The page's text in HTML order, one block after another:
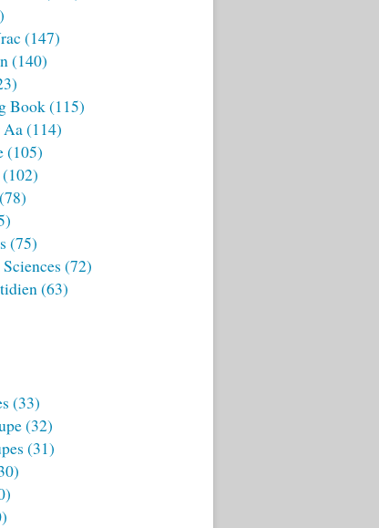
(147)
(140)
Book(115)
Aa(114)
(105)
(102)
(78)
(75)
(72)
(63)
(33)
(32)
(31)